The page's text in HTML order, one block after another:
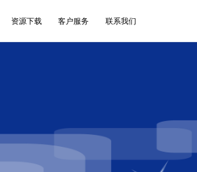
资源下载 客户服务 联系我们